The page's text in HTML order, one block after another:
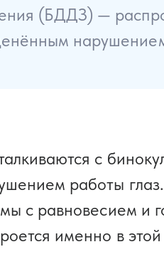
(БДДЗ) —
с
работы
с равновесием и
именно в